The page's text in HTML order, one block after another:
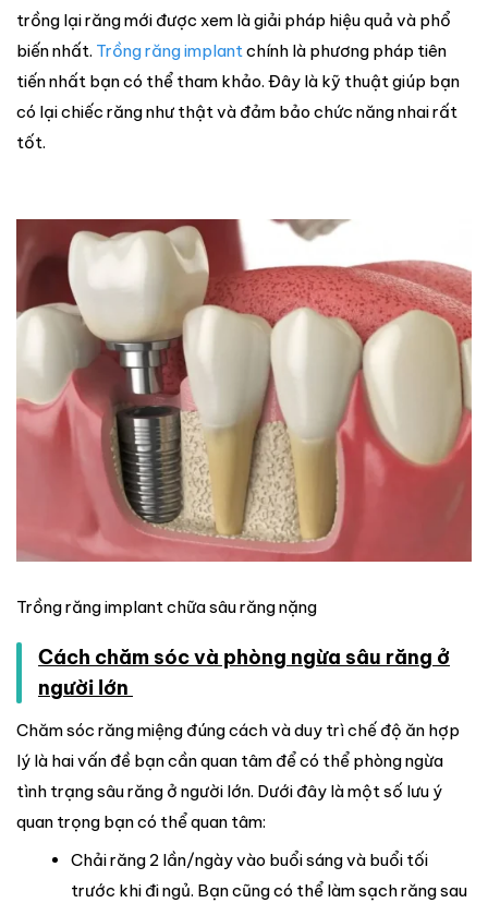
trồng lại răng mới được xem là giải pháp hiệu quả và phổ
biến nhất. Trồng răng implantchính là phương pháp tiên
tiến nhất bạn có thể tham khảo. Đây là kỹ thuật giúp bạn
có lại chiếc răng như thật và đảm bảo chức năng nhai rất
tốt.
Trồng răng implant chữa sâu răng nặng
Cách chăm sóc và phòng ngừa sâu răng ở
người lớn
Chăm sóc răng miệng đúng cách và duy trì chế độ ăn hợp
lý là hai vấn đề bạn cần quan tâm để có thể phòng ngừa
tình trạng sâu răng ở người lớn. Dưới đây là một số lưu ý
quan trọng bạn có thể quan tâm:
Chải răng 2 lần/ngày vào buổi sáng và buổi tối
trước khi đi ngủ. Bạn cũng có thể làm sạch răng sau